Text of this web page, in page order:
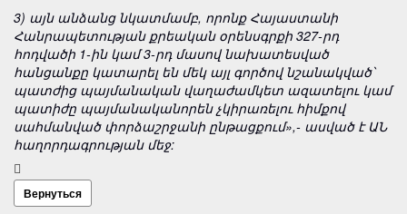
3) այն անձանց նկատմամբ, որոնք Հայաստանի
Հանրապետության քրեական օրենսգրքի 327-րդ
հոդվածի 1-ին կամ 3-րդ մասով նախատեսված
հանցանքը կատարել են մեկ այլ գործով նշանակված՝
պատժից պայմանական վաղաժամկետ ազատելու կամ
պատիժը պայմանականորեն չկիրառելու հիմքով
սահմանված փորձաշրջանի ընթացքում»,- ասված է ԱՆ
հաղորդագրության մեջ:
Вернуться